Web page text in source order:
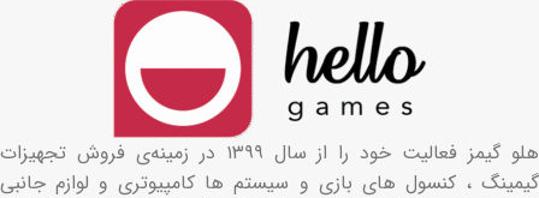
هلو گیمز فعالیت خود را از سال ۱۳۹۹ در زمینه‌ی فروش تجهیزات
گیمینگ ، کنسول های بازی و سیستم ها کامپیوتری و لوازم جانبی